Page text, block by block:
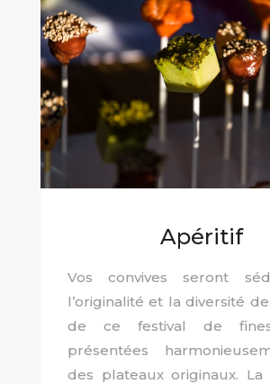
Apéritif
Vos convives seront
l’originalité et la diversité
de ce festival de
présentées
des plateaux originaux. La